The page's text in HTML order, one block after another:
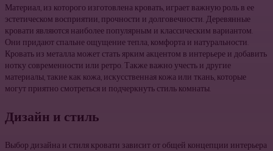
Материал, из которого изготовлена кровать, играет важную роль в ее
эстетическом восприятии, прочности и долговечности. Деревянные
кровати являются наиболее популярным и классическим вариантом.
Они придают спальне ощущение тепла, комфорта и натуральности.
Кровать из металла может стать ярким акцентом в интерьере и добавить
нотку современности или ретро. Также важно учесть и другие
материалы, такие как кожа, искусственная кожа или ткань, которые
могут приятно смотреться и подчеркнуть стиль комнаты.
Дизайн и стиль
Выбор дизайна и стиля кровати зависит от общей концепции интерьера